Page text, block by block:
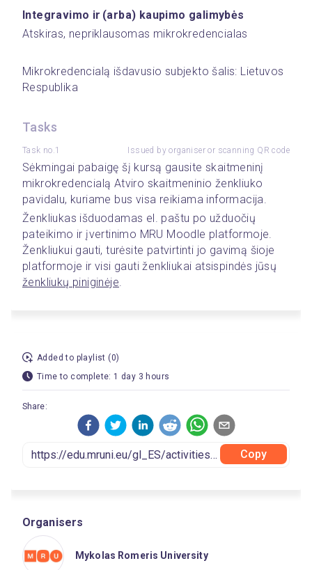
Integravimo ir (arba) kaupimo galimybės
Atskiras, nepriklausomas mikrokredencialas
Mikrokredencialą išdavusio subjekto šalis: Lietuvos
Respublika
Tasks
Task no.1 Issued by organiser or scanning QR code
Sėkmingai pabaigę šį kursą gausite skaitmeninį
mikrokredencialą Atviro skaitmeninio ženkliuko
pavidalu, kuriame bus visa reikiama informacija.
Ženkliukas išduodamas el. paštu po užduočių
pateikimo ir įvertinimo MRU Moodle platformoje.
Ženkliukui gauti, turėsite patvirtinti jo gavimą šioje
ženkliukų piniginėje.
Added to playlist (0)
Time to complete: 1 day 3 hours
Share:
Copy
Organisers
Mykolas Romeris University